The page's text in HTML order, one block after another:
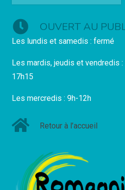
OUVERT AU
Les lundis et samedis : fermé
Les mardis, jeudis et vendredis
17h15
Les mercredis : 9h-12h
Retour à l’accueil